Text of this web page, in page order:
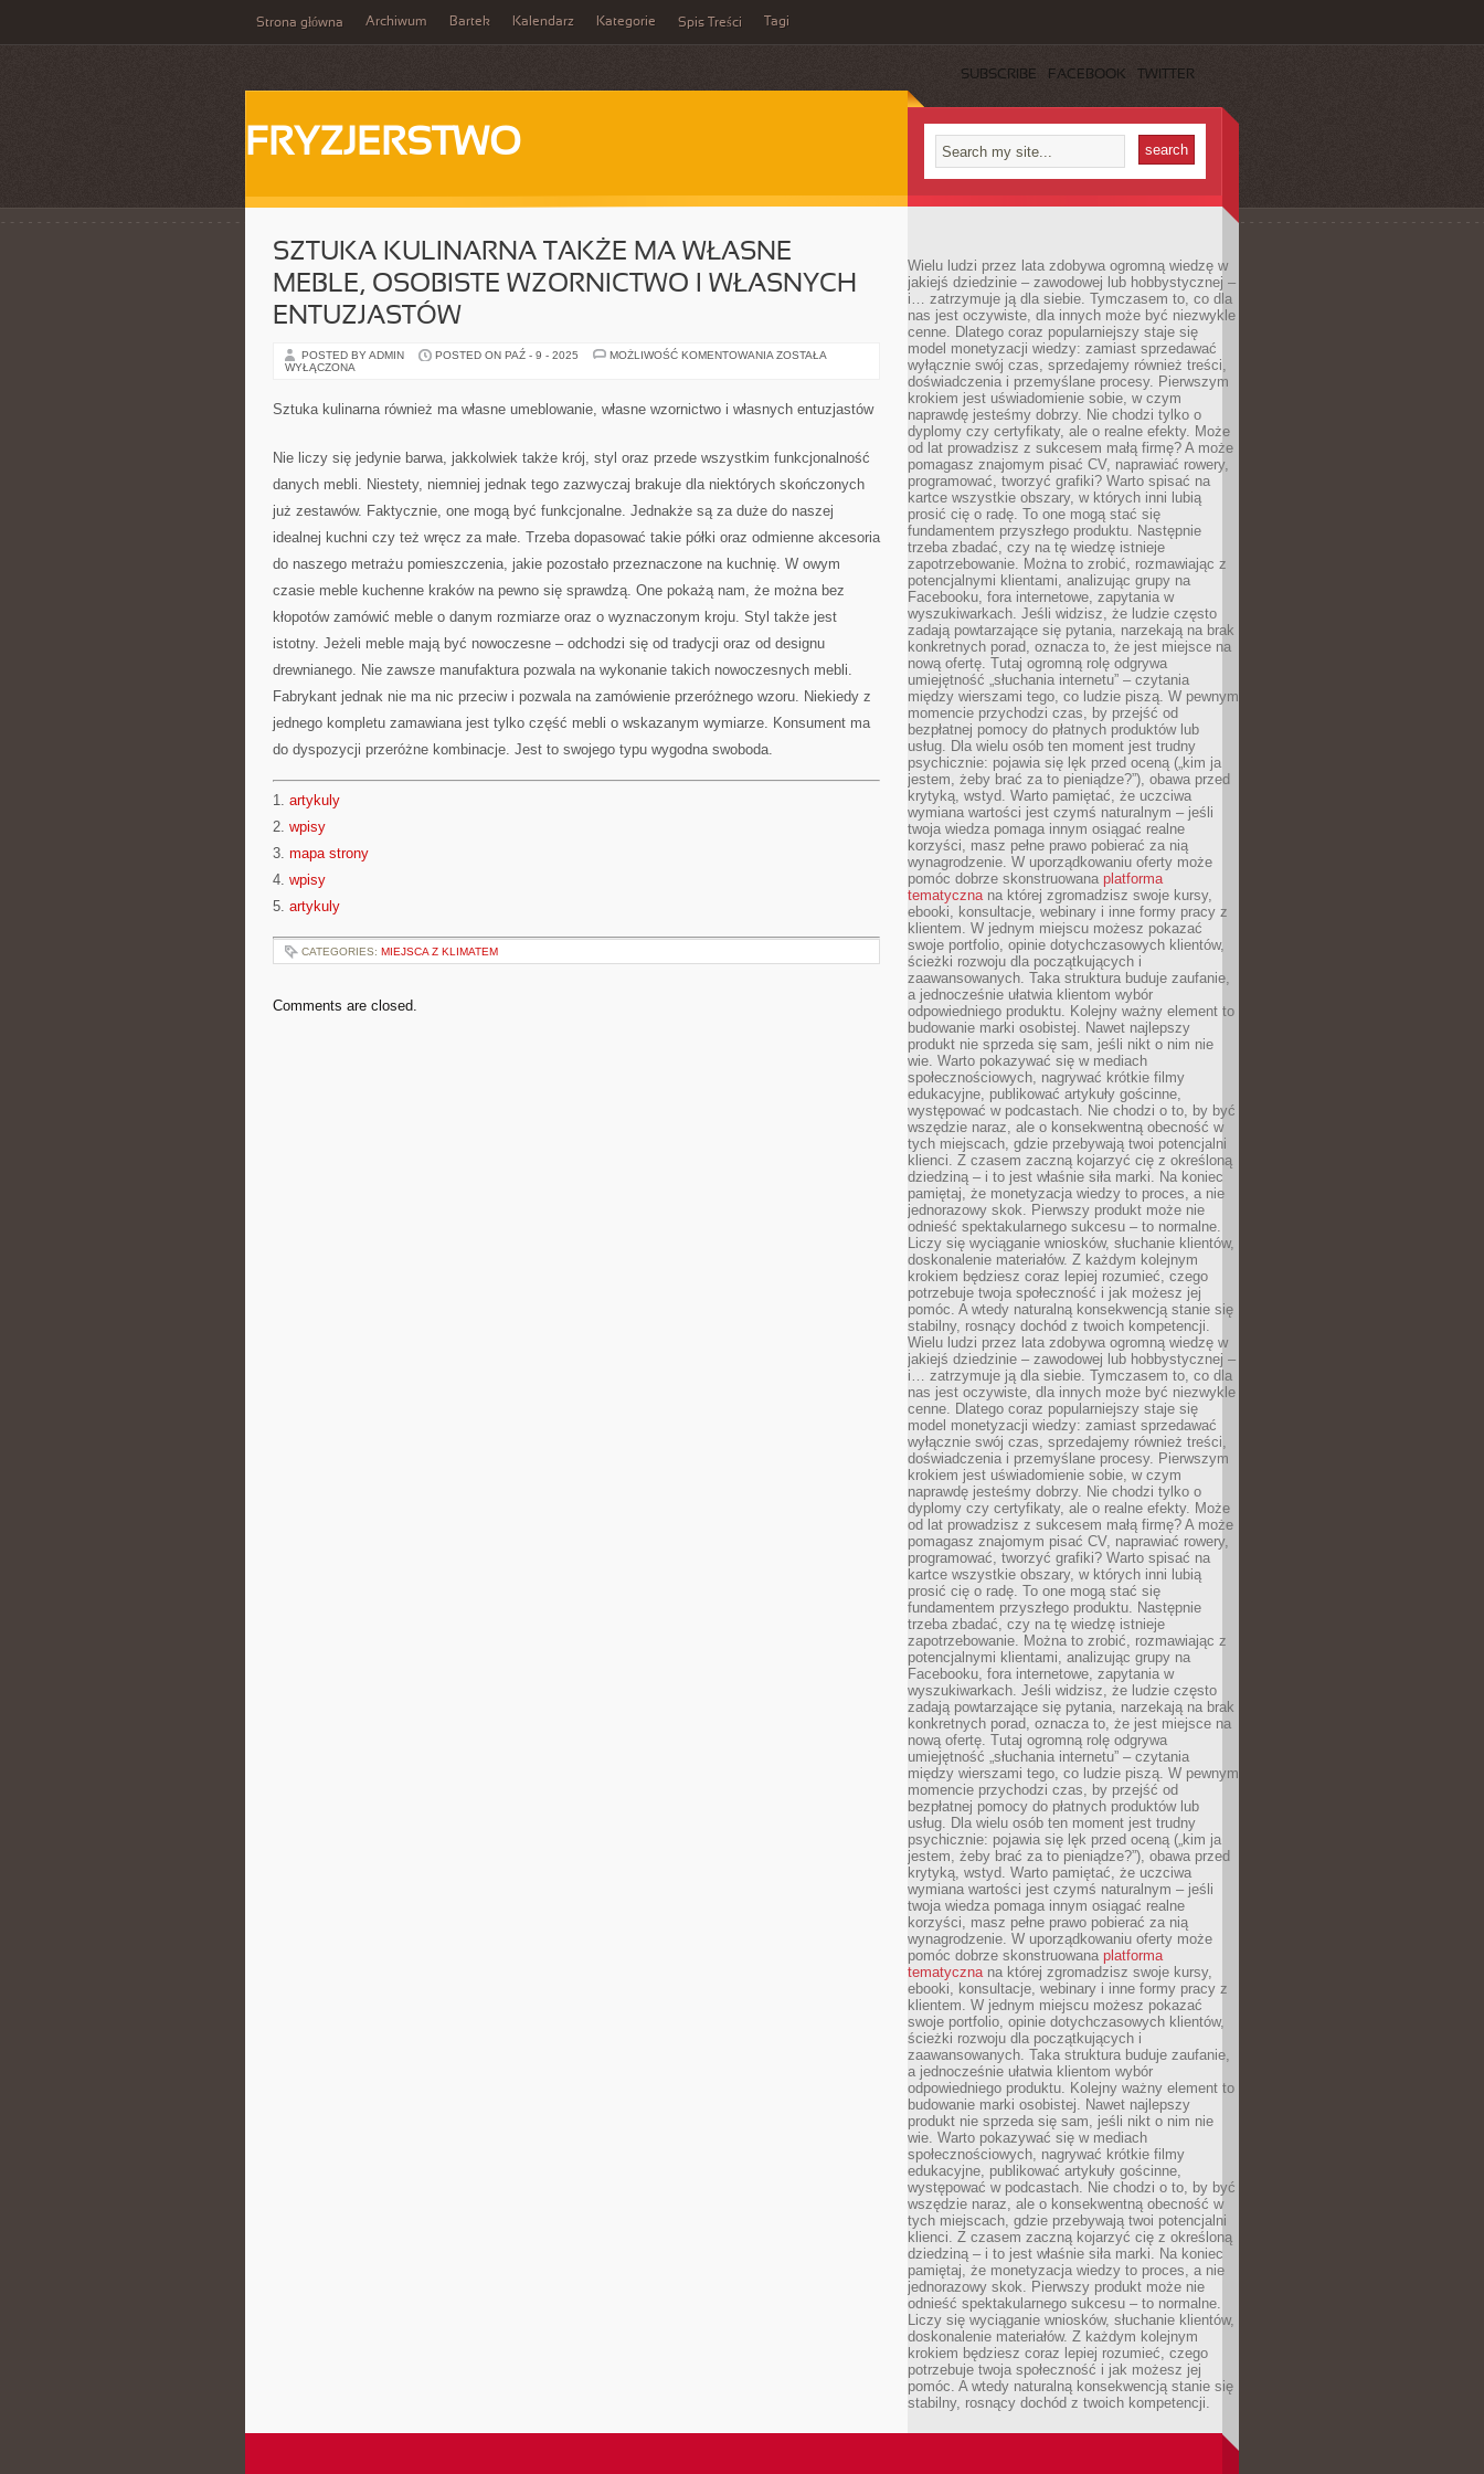
Strona główna Archiwum Bartek Kalendarz Kategorie Spis Treści Tagi
SUBSCRIBE FACEBOOK TWITTER
FRYZJERSTWO
SZTUKA KULINARNA TAKŻE MA WŁASNE
MEBLE, OSOBISTE WZORNICTWO I WŁASNYCH
ENTUZJASTÓW
POSTED BY ADMIN POSTED ON PAŹ - 9 - 2025 MOŻLIWOŚĆ KOMENTOWANIA SZTUKA
WŁASNE
MEBLE,
I
WŁASNYCH
ZOSTAŁA
WYŁĄCZONA
Sztuka kulinarna również ma własne umeblowanie, własne wzornictwo i własnych entuzjastów
Nie liczy się jedynie barwa, jakkolwiek także krój, styl oraz przede wszystkim funkcjonalność
danych mebli. Niestety, niemniej jednak tego zazwyczaj brakuje dla niektórych skończonych
już zestawów. Faktycznie, one mogą być funkcjonalne. Jednakże są za duże do naszej
idealnej kuchni czy też wręcz za małe. Trzeba dopasować takie półki oraz odmienne akcesoria
do naszego metrażu pomieszczenia, jakie pozostało przeznaczone na kuchnię. W owym
czasie meble kuchenne kraków na pewno się sprawdzą. One pokażą nam, że można bez
kłopotów zamówić meble o danym rozmiarze oraz o wyznaczonym kroju. Styl także jest
istotny. Jeżeli meble mają być nowoczesne – odchodzi się od tradycji oraz od designu
drewnianego. Nie zawsze manufaktura pozwala na wykonanie takich nowoczesnych mebli.
Fabrykant jednak nie ma nic przeciw i pozwala na zamówienie przeróżnego wzoru. Niekiedy z
jednego kompletu zamawiana jest tylko część mebli o wskazanym wymiarze. Konsument ma
do dyspozycji przeróżne kombinacje. Jest to swojego typu wygodna swoboda.
1. artykuly
2. wpisy
3. mapa strony
4. wpisy
5. artykuly
CATEGORIES: MIEJSCA Z KLIMATEM
Comments are closed.
Wielu ludzi przez lata zdobywa ogromną wiedzę w
jakiejś dziedzinie – zawodowej lub hobbystycznej –
i… zatrzymuje ją dla siebie. Tymczasem to, co dla
nas jest oczywiste, dla innych może być niezwykle
cenne. Dlatego coraz popularniejszy staje się
model monetyzacji wiedzy: zamiast sprzedawać
wyłącznie swój czas, sprzedajemy również treści,
doświadczenia i przemyślane procesy. Pierwszym
krokiem jest uświadomienie sobie, w czym
naprawdę jesteśmy dobrzy. Nie chodzi tylko o
dyplomy czy certyfikaty, ale o realne efekty. Może
od lat prowadzisz z sukcesem małą firmę? A może
pomagasz znajomym pisać CV, naprawiać rowery,
programować, tworzyć grafiki? Warto spisać na
kartce wszystkie obszary, w których inni lubią
prosić cię o radę. To one mogą stać się
fundamentem przyszłego produktu. Następnie
trzeba zbadać, czy na tę wiedzę istnieje
zapotrzebowanie. Można to zrobić, rozmawiając z
potencjalnymi klientami, analizując grupy na
Facebooku, fora internetowe, zapytania w
wyszukiwarkach. Jeśli widzisz, że ludzie często
zadają powtarzające się pytania, narzekają na brak
konkretnych porad, oznacza to, że jest miejsce na
nową ofertę. Tutaj ogromną rolę odgrywa
umiejętność „słuchania internetu” – czytania
między wierszami tego, co ludzie piszą. W pewnym
momencie przychodzi czas, by przejść od
bezpłatnej pomocy do płatnych produktów lub
usług. Dla wielu osób ten moment jest trudny
psychicznie: pojawia się lęk przed oceną („kim ja
jestem, żeby brać za to pieniądze?”), obawa przed
krytyką, wstyd. Warto pamiętać, że uczciwa
wymiana wartości jest czymś naturalnym – jeśli
twoja wiedza pomaga innym osiągać realne
korzyści, masz pełne prawo pobierać za nią
wynagrodzenie. W uporządkowaniu oferty może
pomóc dobrze skonstruowana platforma
tematycznana której zgromadzisz swoje kursy,
ebooki, konsultacje, webinary i inne formy pracy z
klientem. W jednym miejscu możesz pokazać
swoje portfolio, opinie dotychczasowych klientów,
ścieżki rozwoju dla początkujących i
zaawansowanych. Taka struktura buduje zaufanie,
a jednocześnie ułatwia klientom wybór
odpowiedniego produktu. Kolejny ważny element to
budowanie marki osobistej. Nawet najlepszy
produkt nie sprzeda się sam, jeśli nikt o nim nie
wie. Warto pokazywać się w mediach
społecznościowych, nagrywać krótkie filmy
edukacyjne, publikować artykuły gościnne,
występować w podcastach. Nie chodzi o to, by być
wszędzie naraz, ale o konsekwentną obecność w
tych miejscach, gdzie przebywają twoi potencjalni
klienci. Z czasem zaczną kojarzyć cię z określoną
dziedziną – i to jest właśnie siła marki. Na koniec
pamiętaj, że monetyzacja wiedzy to proces, a nie
jednorazowy skok. Pierwszy produkt może nie
odnieść spektakularnego sukcesu – to normalne.
Liczy się wyciąganie wniosków, słuchanie klientów,
doskonalenie materiałów. Z każdym kolejnym
krokiem będziesz coraz lepiej rozumieć, czego
potrzebuje twoja społeczność i jak możesz jej
pomóc. A wtedy naturalną konsekwencją stanie się
stabilny, rosnący dochód z twoich kompetencji.
Wielu ludzi przez lata zdobywa ogromną wiedzę w
jakiejś dziedzinie – zawodowej lub hobbystycznej –
i… zatrzymuje ją dla siebie. Tymczasem to, co dla
nas jest oczywiste, dla innych może być niezwykle
cenne. Dlatego coraz popularniejszy staje się
model monetyzacji wiedzy: zamiast sprzedawać
wyłącznie swój czas, sprzedajemy również treści,
doświadczenia i przemyślane procesy. Pierwszym
krokiem jest uświadomienie sobie, w czym
naprawdę jesteśmy dobrzy. Nie chodzi tylko o
dyplomy czy certyfikaty, ale o realne efekty. Może
od lat prowadzisz z sukcesem małą firmę? A może
pomagasz znajomym pisać CV, naprawiać rowery,
programować, tworzyć grafiki? Warto spisać na
kartce wszystkie obszary, w których inni lubią
prosić cię o radę. To one mogą stać się
fundamentem przyszłego produktu. Następnie
trzeba zbadać, czy na tę wiedzę istnieje
zapotrzebowanie. Można to zrobić, rozmawiając z
potencjalnymi klientami, analizując grupy na
Facebooku, fora internetowe, zapytania w
wyszukiwarkach. Jeśli widzisz, że ludzie często
zadają powtarzające się pytania, narzekają na brak
konkretnych porad, oznacza to, że jest miejsce na
nową ofertę. Tutaj ogromną rolę odgrywa
umiejętność „słuchania internetu” – czytania
między wierszami tego, co ludzie piszą. W pewnym
momencie przychodzi czas, by przejść od
bezpłatnej pomocy do płatnych produktów lub
usług. Dla wielu osób ten moment jest trudny
psychicznie: pojawia się lęk przed oceną („kim ja
jestem, żeby brać za to pieniądze?”), obawa przed
krytyką, wstyd. Warto pamiętać, że uczciwa
wymiana wartości jest czymś naturalnym – jeśli
twoja wiedza pomaga innym osiągać realne
korzyści, masz pełne prawo pobierać za nią
wynagrodzenie. W uporządkowaniu oferty może
pomóc dobrze skonstruowana platforma
tematycznana której zgromadzisz swoje kursy,
ebooki, konsultacje, webinary i inne formy pracy z
klientem. W jednym miejscu możesz pokazać
swoje portfolio, opinie dotychczasowych klientów,
ścieżki rozwoju dla początkujących i
zaawansowanych. Taka struktura buduje zaufanie,
a jednocześnie ułatwia klientom wybór
odpowiedniego produktu. Kolejny ważny element to
budowanie marki osobistej. Nawet najlepszy
produkt nie sprzeda się sam, jeśli nikt o nim nie
wie. Warto pokazywać się w mediach
społecznościowych, nagrywać krótkie filmy
edukacyjne, publikować artykuły gościnne,
występować w podcastach. Nie chodzi o to, by być
wszędzie naraz, ale o konsekwentną obecność w
tych miejscach, gdzie przebywają twoi potencjalni
klienci. Z czasem zaczną kojarzyć cię z określoną
dziedziną – i to jest właśnie siła marki. Na koniec
pamiętaj, że monetyzacja wiedzy to proces, a nie
jednorazowy skok. Pierwszy produkt może nie
odnieść spektakularnego sukcesu – to normalne.
Liczy się wyciąganie wniosków, słuchanie klientów,
doskonalenie materiałów. Z każdym kolejnym
krokiem będziesz coraz lepiej rozumieć, czego
potrzebuje twoja społeczność i jak możesz jej
pomóc. A wtedy naturalną konsekwencją stanie się
stabilny, rosnący dochód z twoich kompetencji.